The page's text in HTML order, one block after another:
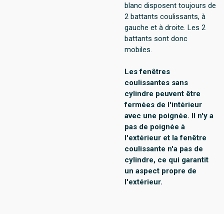
blanc disposent toujours de
2 battants coulissants, à
gauche et à droite. Les 2
battants sont donc
mobiles.
Les fenêtres
coulissantes sans
cylindre peuvent être
fermées de l'intérieur
avec une poignée. Il n'y a
pas de poignée à
l'extérieur et la fenêtre
coulissante n'a pas de
cylindre, ce qui garantit
un aspect propre de
l'extérieur.